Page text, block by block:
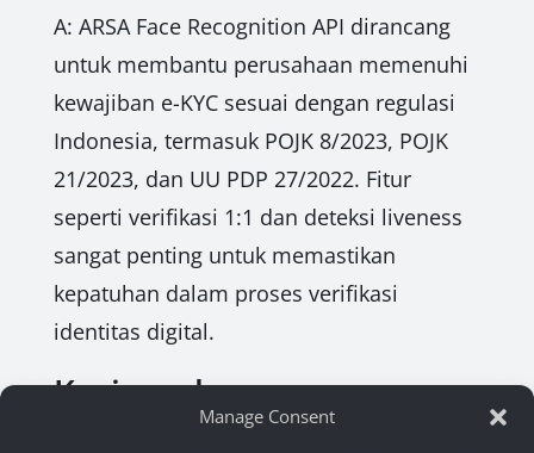
Manage Consent
A: ARSA Face Recognition API dirancang
untuk membantu perusahaan memenuhi
kewajiban e-KYC sesuai dengan regulasi
Indonesia, termasuk POJK 8/2023, POJK
21/2023, dan UU PDP 27/2022. Fitur
seperti verifikasi 1:1 dan deteksi liveness
sangat penting untuk memastikan
kepatuhan dalam proses verifikasi
identitas digital.
Kesimpulan